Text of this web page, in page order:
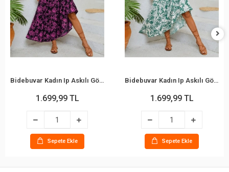
Bidebuvar Kadın Ip Askılı Göğüs Gipe Detaylı Desenli Uzun Süprem Elbise
1.699,99 TL
Sepete Ekle
Bidebuvar Kadın Ip Askılı Göğüs Gipe Detaylı Desenli Uzun Süprem Elbise
1.699,99 TL
Sepete Ekle